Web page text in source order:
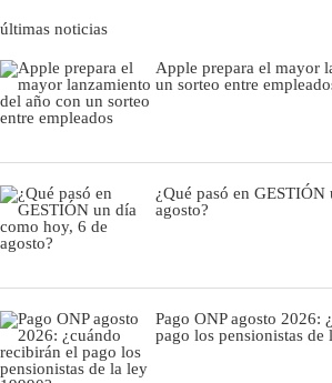
últimas noticias
Apple prepara el mayor
un sorteo entre
¿Qué pasó en
agosto?
Pago ONP agosto 2026:
pago los pensionistas de